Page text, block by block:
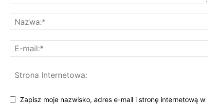
Zapisz moje nazwisko, adres e-mail i stronę internetową w